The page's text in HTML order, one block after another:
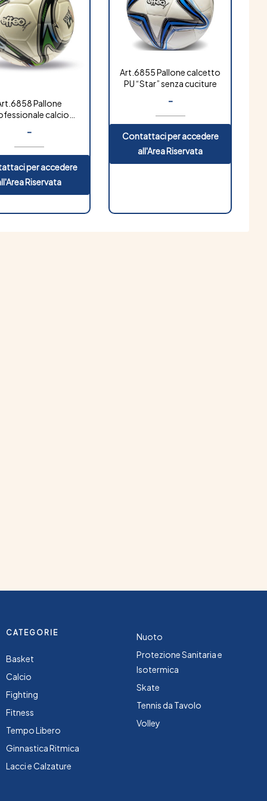
Pallone
calcio
-
per accedere
Riservata
Art.6855 Pallone calcetto
PU “Star” senza cuciture
-
Contattaci per accedere
all'Area Riservata
CATEGORIE
Basket
Calcio
Fighting
Fitness
Tempo Libero
Ginnastica Ritmica
Lacci e Calzature
Nuoto
Protezione Sanitaria e
Isotermica
Skate
Tennis da Tavolo
Volley